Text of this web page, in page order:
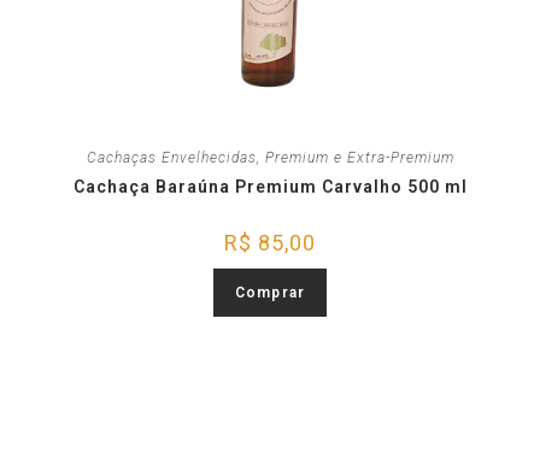
Cachaças Envelhecidas, Premium e Extra-Premium
Cachaça Baraúna Premium Carvalho 500 ml
R$ 85,00
Comprar